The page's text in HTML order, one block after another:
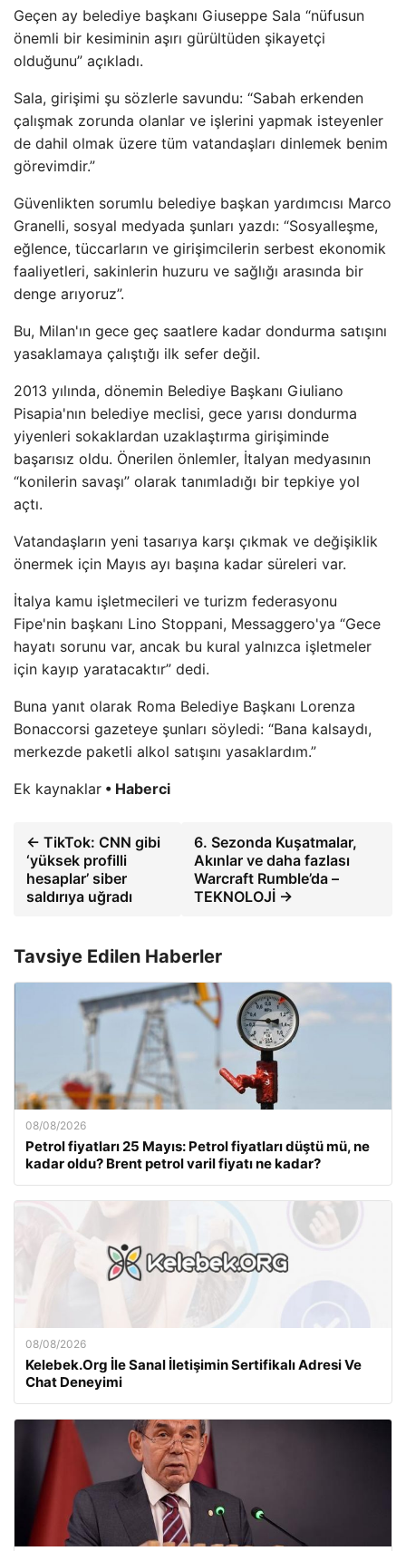
Geçen ay belediye başkanı Giuseppe Sala “nüfusun
önemli bir kesiminin aşırı gürültüden şikayetçi
olduğunu” açıkladı.
Sala, girişimi şu sözlerle savundu: “Sabah erkenden
çalışmak zorunda olanlar ve işlerini yapmak isteyenler
de dahil olmak üzere tüm vatandaşları dinlemek benim
görevimdir.”
Güvenlikten sorumlu belediye başkan yardımcısı Marco
Granelli, sosyal medyada şunları yazdı: “Sosyalleşme,
eğlence, tüccarların ve girişimcilerin serbest ekonomik
faaliyetleri, sakinlerin huzuru ve sağlığı arasında bir
denge arıyoruz”.
Bu, Milan'ın gece geç saatlere kadar dondurma satışını
yasaklamaya çalıştığı ilk sefer değil.
2013 yılında, dönemin Belediye Başkanı Giuliano
Pisapia'nın belediye meclisi, gece yarısı dondurma
yiyenleri sokaklardan uzaklaştırma girişiminde
başarısız oldu. Önerilen önlemler, İtalyan medyasının
“konilerin savaşı” olarak tanımladığı bir tepkiye yol
açtı.
Vatandaşların yeni tasarıya karşı çıkmak ve değişiklik
önermek için Mayıs ayı başına kadar süreleri var.
İtalya kamu işletmecileri ve turizm federasyonu
Fipe'nin başkanı Lino Stoppani, Messaggero'ya “Gece
hayatı sorunu var, ancak bu kural yalnızca işletmeler
için kayıp yaratacaktır” dedi.
Buna yanıt olarak Roma Belediye Başkanı Lorenza
Bonaccorsi gazeteye şunları söyledi: “Bana kalsaydı,
merkezde paketli alkol satışını yasaklardım.”
Ek kaynaklar • Haberci
← TikTok: CNN gibi
‘yüksek profilli
hesaplar’ siber
saldırıya uğradı
6. Sezonda Kuşatmalar,
Akınlar ve daha fazlası
Warcraft Rumble’da –
TEKNOLOJİ →
Tavsiye Edilen Haberler
08/08/2026
Petrol fiyatları 25 Mayıs: Petrol fiyatları düştü mü, ne
kadar oldu? Brent petrol varil fiyatı ne kadar?
08/08/2026
Kelebek.Org İle Sanal İletişimin Sertifikalı Adresi Ve
Chat Deneyimi